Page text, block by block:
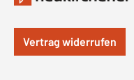
Vertrag widerrufen